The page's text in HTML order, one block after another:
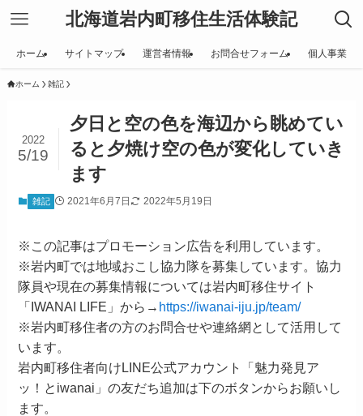
北海道岩内町移住生活体験記
ホーム サイトマップ 運営者情報 お問合せフォーム 個人事業
ホーム 雑記
夕日と空の色を海辺から眺めてい
ると夕焼け空の色が変化していき
ます
2022
5/19
雑記 2021年6月7日 2022年5月19日
※この記事はプロモーション広告を利用しています。
※岩内町では地域おこし協力隊を募集しています。協力
隊員や現在の募集情報については岩内町移住サイト
「IWANAI LIFE」から→ https://iwanai-iju.jp/team/
※岩内町移住者の方のお問合せや連絡網として活用して
います。
岩内町移住者向けLINE公式アカウント「魅力発見ア
ッ！とiwanai」の友だち追加は下のボタンからお願いし
ます。